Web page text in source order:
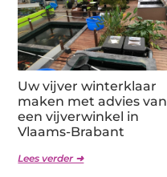
Uw vijver winterklaar
maken met advies van
een vijverwinkel in
Vlaams-Brabant
Lees verder ➜